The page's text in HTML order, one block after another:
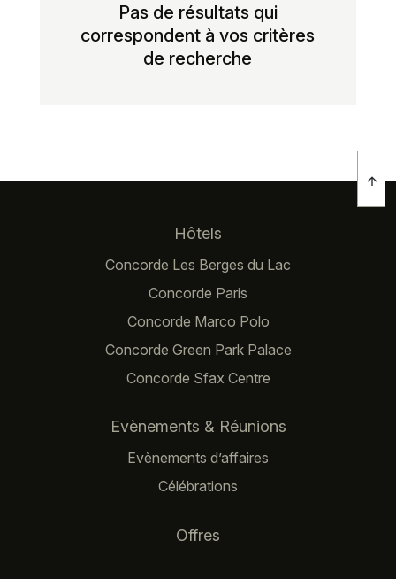
Pas de résultats qui
correspondent à vos critères
de recherche
Hôtels
Concorde Les Berges du Lac
Concorde Paris
Concorde Marco Polo
Concorde Green Park Palace
Concorde Sfax Centre
Evènements & Réunions
Evènements d’affaires
Célébrations
Offres